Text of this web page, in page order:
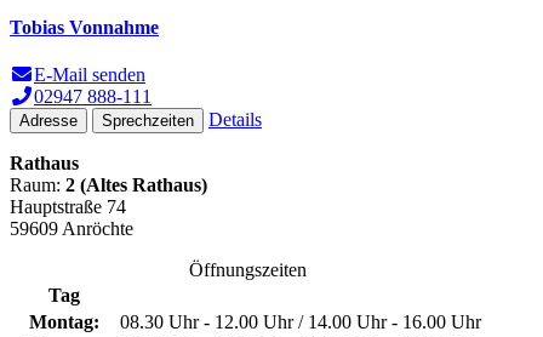
Tobias Vonnahme
E-Mail senden
02947 888-111
Adresse Sprechzeiten Details
Rathaus
Raum: 2 (Altes Rathaus)
Hauptstraße 74
59609 Anröchte
Öffnungszeiten
Tag
Montag:
08.30 Uhr - 12.00 Uhr / 14.00 Uhr - 16.00 Uhr